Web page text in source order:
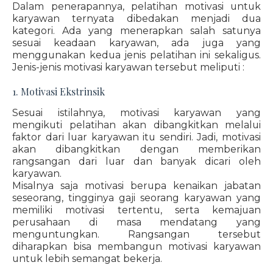
Dalam penerapannya, pelatihan motivasi untuk
karyawan ternyata dibedakan menjadi dua
kategori. Ada yang menerapkan salah satunya
sesuai keadaan karyawan, ada juga yang
menggunakan kedua jenis pelatihan ini sekaligus.
Jenis-jenis motivasi karyawan tersebut meliputi :
1. Motivasi Ekstrinsik
Sesuai istilahnya, motivasi karyawan yang
mengikuti pelatihan akan dibangkitkan melalui
faktor dari luar karyawan itu sendiri. Jadi, motivasi
akan dibangkitkan dengan memberikan
rangsangan dari luar dan banyak dicari oleh
karyawan.
Misalnya saja motivasi berupa kenaikan jabatan
seseorang, tingginya gaji seorang karyawan yang
memiliki motivasi tertentu, serta kemajuan
perusahaan di masa mendatang yang
menguntungkan. Rangsangan tersebut
diharapkan bisa membangun motivasi karyawan
untuk lebih semangat bekerja.